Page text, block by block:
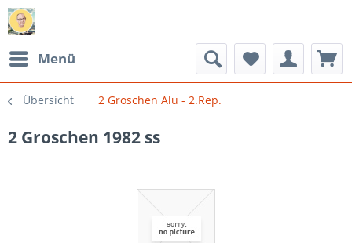
Menü
Übersicht 2 Groschen Alu - 2.Rep.
2 Groschen 1982 ss